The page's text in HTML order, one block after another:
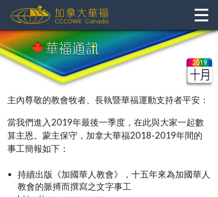
content
主內尊敬的教會牧者、長執暨華福運動支持者平安：
當我們進入2019年最後一季度，在此與大家一起數
算主恩。蒙主保守，加拿大華福2018-2019年間的
事工簡報如下：
持續出版《加國華人教會》，十五年來為加國華人
教會的脈搏而撰寫之文字事工